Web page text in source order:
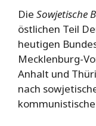
Die Sowjetische
östlichen Teil
heutigen
Mecklenburg-
Anhalt und
nach